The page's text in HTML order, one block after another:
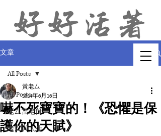
文章
All Posts
老厶當老師
老厶與人生
All Posts
嚇不死寶寶的！《恐懼是保
護你的天賦》
黃老厶
2024年6月16日